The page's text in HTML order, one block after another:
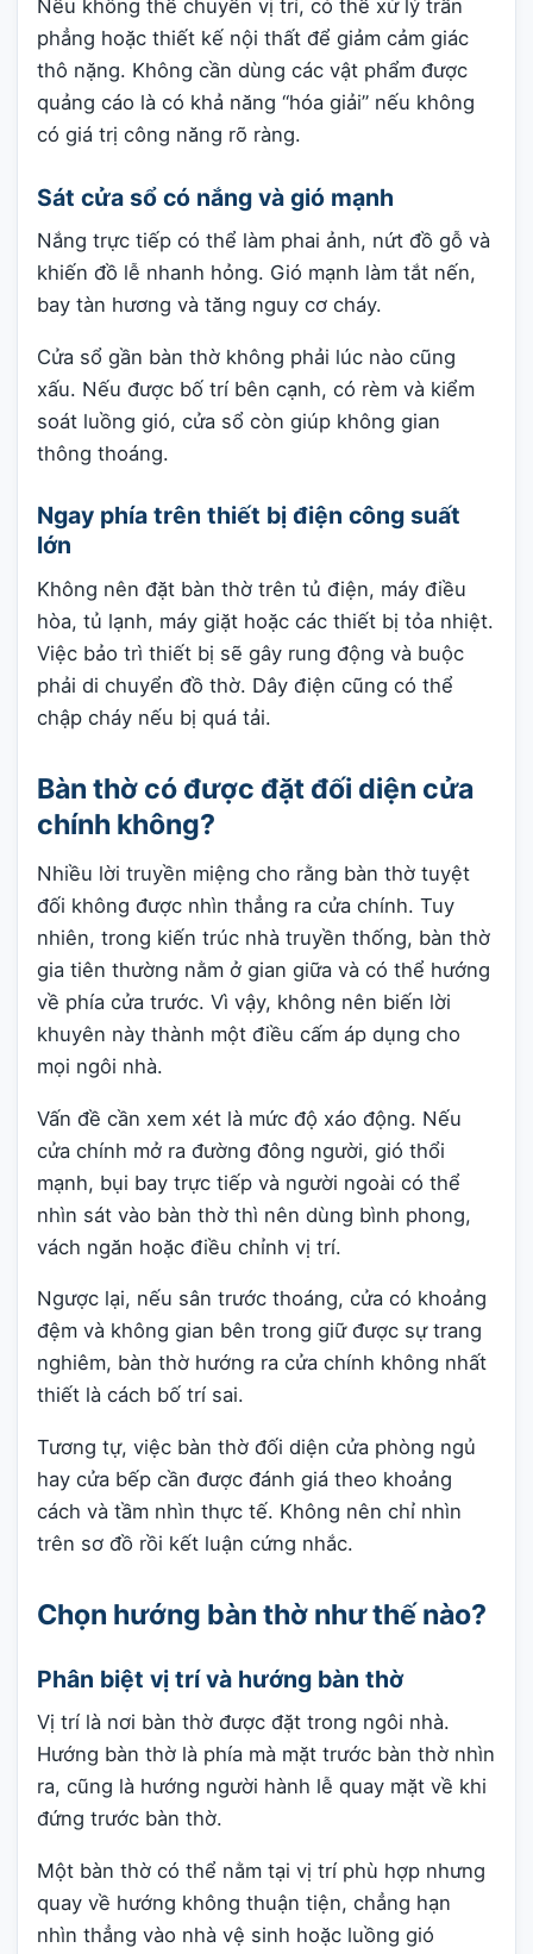
Nếu không thể chuyển vị trí, có thể xử lý trần
phẳng hoặc thiết kế nội thất để giảm cảm giác
thô nặng. Không cần dùng các vật phẩm được
quảng cáo là có khả năng “hóa giải” nếu không
có giá trị công năng rõ ràng.
Sát cửa sổ có nắng và gió mạnh
Nắng trực tiếp có thể làm phai ảnh, nứt đồ gỗ và
khiến đồ lễ nhanh hỏng. Gió mạnh làm tắt nến,
bay tàn hương và tăng nguy cơ cháy.
Cửa sổ gần bàn thờ không phải lúc nào cũng
xấu. Nếu được bố trí bên cạnh, có rèm và kiểm
soát luồng gió, cửa sổ còn giúp không gian
thông thoáng.
Ngay phía trên thiết bị điện công suất
lớn
Không nên đặt bàn thờ trên tủ điện, máy điều
hòa, tủ lạnh, máy giặt hoặc các thiết bị tỏa nhiệt.
Việc bảo trì thiết bị sẽ gây rung động và buộc
phải di chuyển đồ thờ. Dây điện cũng có thể
chập cháy nếu bị quá tải.
Bàn thờ có được đặt đối diện cửa
chính không?
Nhiều lời truyền miệng cho rằng bàn thờ tuyệt
đối không được nhìn thẳng ra cửa chính. Tuy
nhiên, trong kiến trúc nhà truyền thống, bàn thờ
gia tiên thường nằm ở gian giữa và có thể hướng
về phía cửa trước. Vì vậy, không nên biến lời
khuyên này thành một điều cấm áp dụng cho
mọi ngôi nhà.
Vấn đề cần xem xét là mức độ xáo động. Nếu
cửa chính mở ra đường đông người, gió thổi
mạnh, bụi bay trực tiếp và người ngoài có thể
nhìn sát vào bàn thờ thì nên dùng bình phong,
vách ngăn hoặc điều chỉnh vị trí.
Ngược lại, nếu sân trước thoáng, cửa có khoảng
đệm và không gian bên trong giữ được sự trang
nghiêm, bàn thờ hướng ra cửa chính không nhất
thiết là cách bố trí sai.
Tương tự, việc bàn thờ đối diện cửa phòng ngủ
hay cửa bếp cần được đánh giá theo khoảng
cách và tầm nhìn thực tế. Không nên chỉ nhìn
trên sơ đồ rồi kết luận cứng nhắc.
Chọn hướng bàn thờ như thế nào?
Phân biệt vị trí và hướng bàn thờ
Vị trí là nơi bàn thờ được đặt trong ngôi nhà.
Hướng bàn thờ là phía mà mặt trước bàn thờ nhìn
ra, cũng là hướng người hành lễ quay mặt về khi
đứng trước bàn thờ.
Một bàn thờ có thể nằm tại vị trí phù hợp nhưng
quay về hướng không thuận tiện, chẳng hạn
nhìn thẳng vào nhà vệ sinh hoặc luồng gió